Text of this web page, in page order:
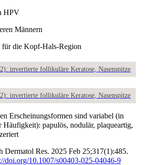
HPV
Männern
für die Kopf-Hals-Region
invertierte follikuläre Keratose, Nasenspitze
invertierte follikuläre Keratose, Nasenspitze
Erscheinungsformen sind variabel (in
Häufigkeit): papulös, nodulär, plaqueartig,
Dermatol Res. 2025 Feb 25;317(1):485.
doi.org/10.1007/s00403-025-04046-9